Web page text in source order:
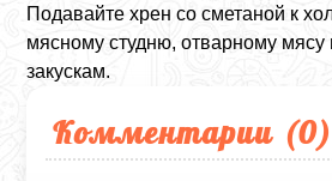
Подавайте хрен со сметаной к
мясному студню, отварному
закускам.
Комментарии (0)